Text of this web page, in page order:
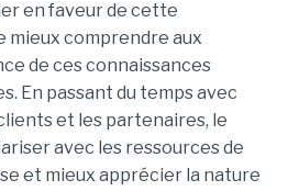
en faveur de cette
mieux comprendre aux
de ces connaissances
En passant du temps avec
et les partenaires, le
avec les ressources de
et mieux apprécier la nature